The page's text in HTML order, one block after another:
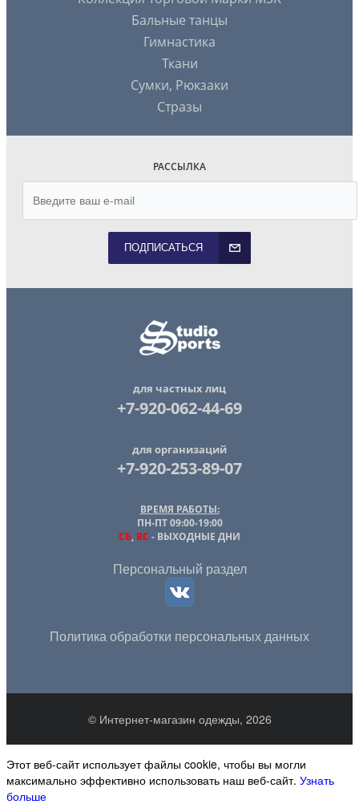
Бальные танцы
Гимнастика
Ткани
Сумки, Рюкзаки
Стразы
РАССЫЛКА
ПОДПИСАТЬСЯ
для частных лиц
+7-920-062-44-69
для организаций
+7-920-253-89-07
ВРЕМЯ РАБОТЫ:
ПН-ПТ 09:00-19:00
СБ, ВС - ВЫХОДНЫЕ ДНИ
Персональный раздел
Политика обработки персональных данных
© Интернет-магазин одежды, 2026
Этот веб-сайт использует файлы cookie, чтобы вы могли
максимально эффективно использовать наш веб-сайт. Узнать
больше